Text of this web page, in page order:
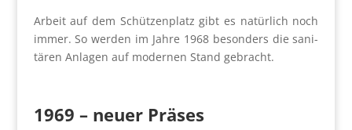
Arbeit auf dem Schüt­zen­platz gibt es natür­lich noch
immer. So wer­den im Jah­re 1968 beson­ders die sani­
tä­ren Anla­gen auf moder­nen Stand gebracht.
1969 – neu­er Prä­ses